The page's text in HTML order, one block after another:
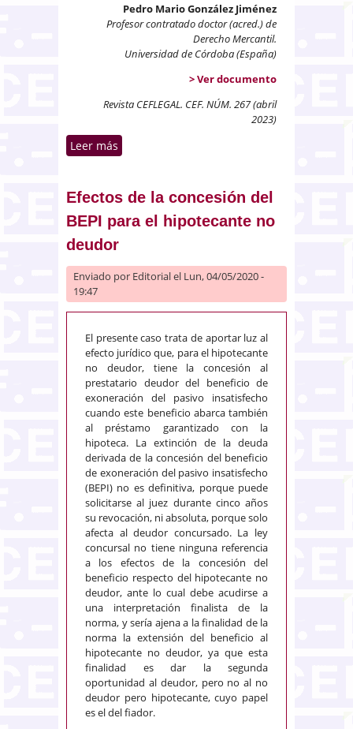
Pedro Mario González Jiménez
Profesor contratado doctor (acred.) de
Derecho Mercantil.
Universidad de Córdoba (España)
> Ver documento
Revista CEFLEGAL. CEF. NÚM. 267 (abril
2023)
Leer más
disolución de una sociedad
limitada
Efectos de la concesión del
BEPI para el hipotecante no
deudor
Enviado por Editorialel Lun, 04/05/2020 -
19:47
El presente caso trata de aportar luz al
efecto jurídico que, para el hipotecante
no deudor, tiene la concesión al
prestatario deudor del beneficio de
exoneración del pasivo insatisfecho
cuando este beneficio abarca también
al préstamo garantizado con la
hipoteca. La extinción de la deuda
derivada de la concesión del beneficio
de exoneración del pasivo insatisfecho
(BEPI) no es definitiva, porque puede
solicitarse al juez durante cinco años
su revocación, ni absoluta, porque solo
afecta al deudor concursado. La ley
concursal no tiene ninguna referencia
a los efectos de la concesión del
beneficio respecto del hipotecante no
deudor, ante lo cual debe acudirse a
una interpretación finalista de la
norma, y sería ajena a la finalidad de la
norma la extensión del beneficio al
hipotecante no deudor, ya que esta
finalidad es dar la segunda
oportunidad al deudor, pero no al no
deudor pero hipotecante, cuyo papel
es el del fiador.